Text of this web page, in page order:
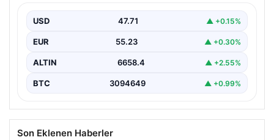
ve tüm illerin kurbanlık fiyatları
USD 47.71 ▲ +0.15%
EUR 55.23 ▲ +0.30%
ALTIN 6658.4 ▲ +2.55%
BTC 3094649 ▲ +0.99%
Son Eklenen Haberler